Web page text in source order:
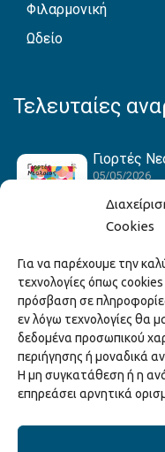
Cookies
Για να παρέχουμε την
τεχνολογίες όπως
πρόσβαση σε
εν λόγω τεχνολογίες θα
δεδομένα προσωπικού
περιήγησης ή μοναδικά
Η μη συγκατάθεση ή η
επηρεάσει αρνητικά
Φιλαρμονική
Ωδείο
Τελευταίες
Γιορτές
05/05/2026
Hack the
Αθλήματα!
Game
22/04/2026
Ξάνθη –
2026
15/04/2026